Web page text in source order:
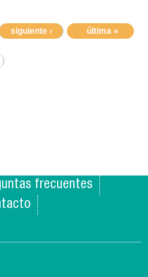
47 48 50
siguiente › última »
frecuentes